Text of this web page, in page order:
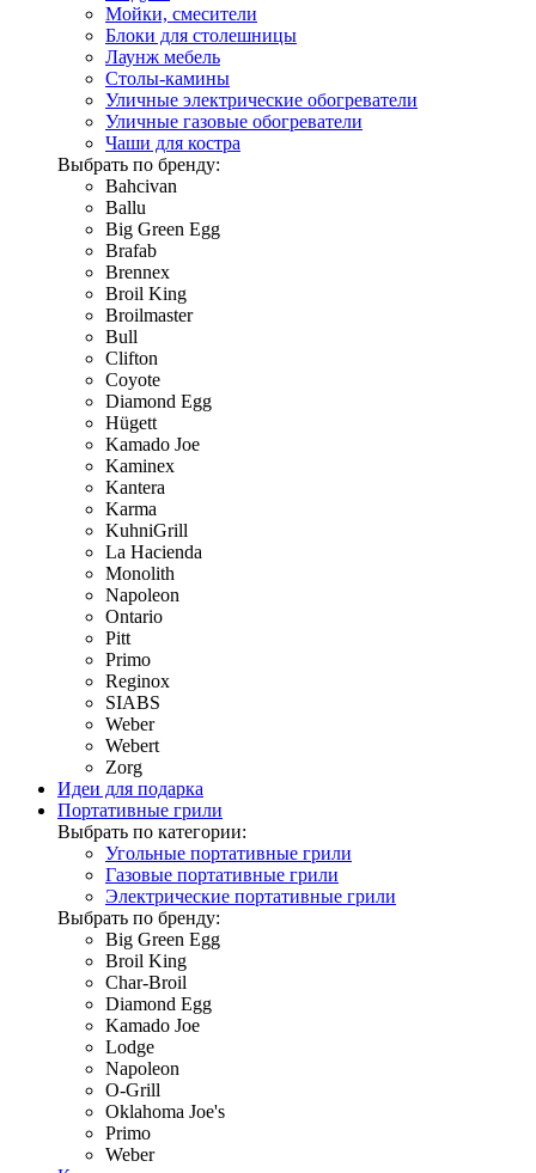
Мойки, смесители
Блоки для столешницы
Лаунж мебель
Столы-камины
Уличные электрические обогреватели
Уличные газовые обогреватели
Чаши для костра
Выбрать по бренду:
Bahcivan
Ballu
Big Green Egg
Brafab
Brennex
Broil King
Broilmaster
Bull
Clifton
Coyote
Diamond Egg
Hügett
Kamado Joe
Kaminex
Kantera
Karma
KuhniGrill
La Hacienda
Monolith
Napoleon
Ontario
Pitt
Primo
Reginox
SIABS
Weber
Webert
Zorg
Идеи для подарка
Портативные грили
Выбрать по категории:
Угольные портативные грили
Газовые портативные грили
Электрические портативные грили
Выбрать по бренду:
Big Green Egg
Broil King
Char-Broil
Diamond Egg
Kamado Joe
Lodge
Napoleon
O-Grill
Oklahoma Joe's
Primo
Weber